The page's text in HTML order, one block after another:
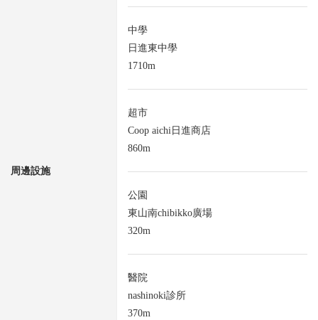
周邊設施
中學
日進東中學
1710m
超市
Coop aichi日進商店
860m
公園
東山南chibikko廣場
320m
醫院
nashinoki診所
370m